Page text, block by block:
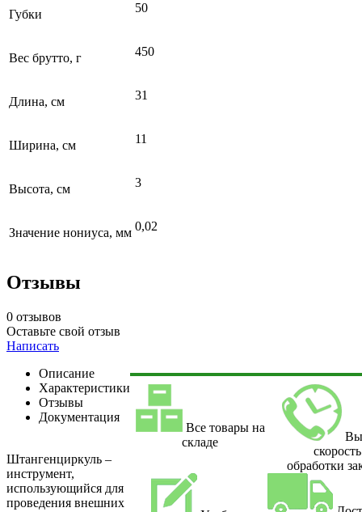
Губки 50
Вес брутто, г 450
Длина, см 31
Ширина, см 11
Высота, см 3
Значение нониуса, мм 0,02
Отзывы
0 отзывов
Оставьте свой отзыв
Написать
Описание
Характеристики
Отзывы
Документация
Штангенциркуль –
инструмент,
использующийся для
проведения внешних
Все товары на
складе
скорость
обработки